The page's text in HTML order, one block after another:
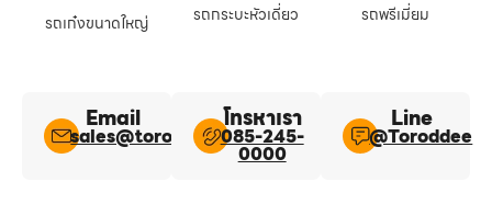
รถเก๋งขนาดใหญ่
รถกระบะหัวเดี่ยว
รถพรีเมี่ยม
Email
sales@toroddee.com
โทรหาเรา
085-245-
0000
Line​
@Toroddee​